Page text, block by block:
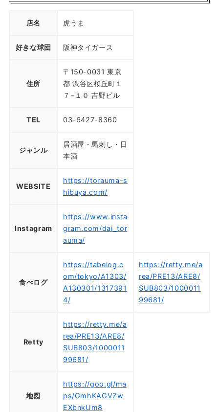
店名 虎うま
好きな球団 阪神タイガース
住所
〒150-0031 東京
都 渋谷区桜丘町１
７−１０ 吉野ビル
TEL 03-6427-8360
ジャンル
居酒屋・馬刺し・日
本酒
WEBSITE
https://torauma-s
hibuya.com/
Instagram
https://www.insta
gram.com/dai_tor
auma/
食べログ
https://tabelog.c
om/tokyo/A1303/
A130301/1317391
4/
https://retty.me/a
rea/PRE13/ARE8/
SUB803/1000011
99681/
Retty
https://retty.me/a
rea/PRE13/ARE8/
SUB803/1000011
99681/
地図
https://goo.gl/ma
ps/GmhKAGVZw
EXbnkUm8